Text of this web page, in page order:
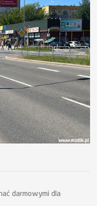
darmowymi dla